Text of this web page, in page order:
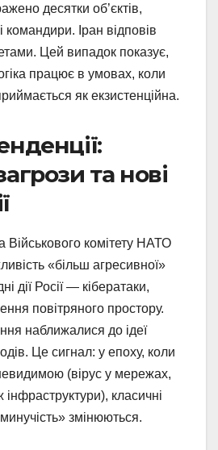
десятки об’єктів,
командири. Іран відповів
Цей випадок показує,
працює в умовах, коли
як екзистенційна.
та нові
Військового комітету НАТО
«більш агресивної»
дії Росії — кібератаки,
повітряного простору.
наближалися до ідеї
Це сигнал: у епоху, коли
(вірус у мережах,
класичні
змінюються.